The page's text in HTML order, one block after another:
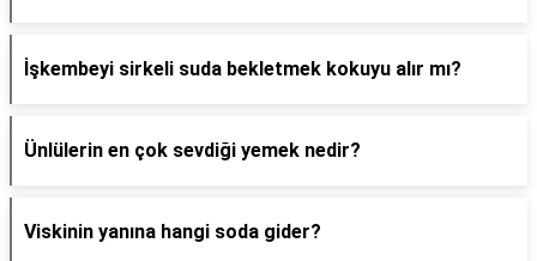
İşkembeyi sirkeli suda bekletmek kokuyu alır mı?
Ünlülerin en çok sevdiği yemek nedir?
Viskinin yanına hangi soda gider?